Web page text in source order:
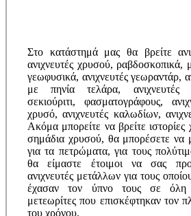
Στο κατάστημά μας θα βρείτε
ανιχνευτές χρυσού, ραβδοσκοπικά,
γεωφυσικά, ανιχνευτές γεωραντάρ,
με πηνία τελάρα, ανιχνευτές
σεκιούριτι, φασματογράφους,
χρυσό, ανιχνευτές καλωδίων,
Ακόμα μπορείτε να βρείτε
σημάδια χρυσού, θα μπορέσετε να
για τα πετρώματα, για τους
θα είμαστε έτοιμοι να σας
ανιχνευτές μετάλλων για τους
έχασαν τον ύπνο τους σε όλη
μετεωρίτες που επισκέφτηκαν τον
του χρόνου.